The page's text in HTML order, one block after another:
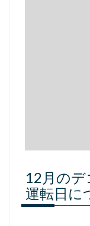
12月の
運転日に